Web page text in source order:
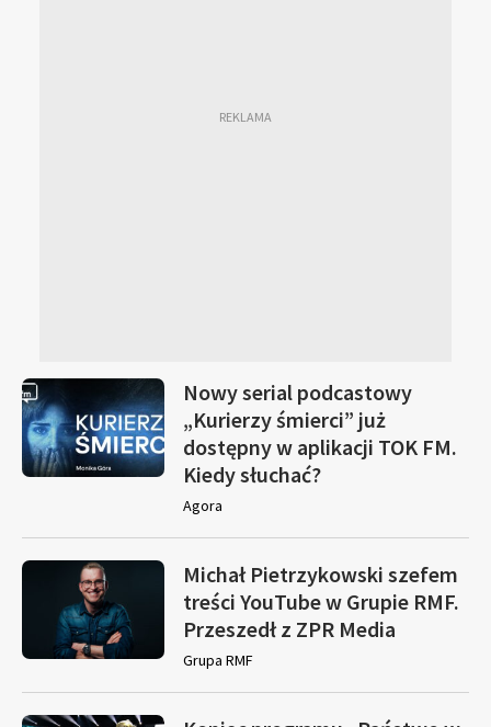
Nowy serial podcastowy
„Kurierzy śmierci” już
dostępny w aplikacji TOK FM.
Kiedy słuchać?
Agora
Michał Pietrzykowski szefem
treści YouTube w Grupie RMF.
Przeszedł z ZPR Media
Grupa RMF